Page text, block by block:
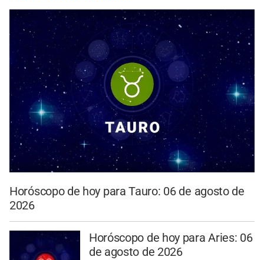
Horóscopo de hoy para Tauro: 06 de agosto de
2026
Horóscopo de hoy para Aries: 06
de agosto de 2026